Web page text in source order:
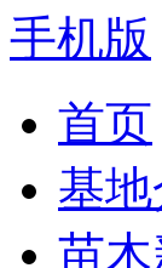
手机版
首页
基
苗木